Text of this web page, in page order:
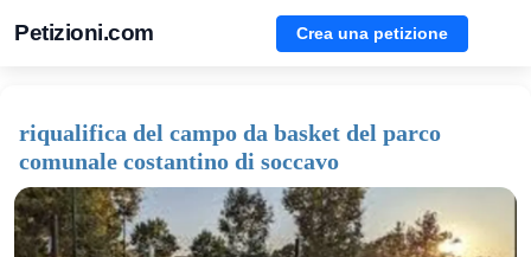
Petizioni.com Crea una petizione
riqualifica del campo da basket del parco
comunale costantino di soccavo